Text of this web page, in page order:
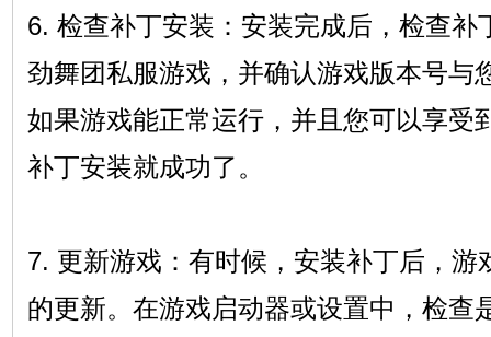
6. 检查补丁安装：安装完成后，检查补
劲舞团私服游戏，并确认游戏版本号与
如果游戏能正常运行，并且您可以享受
补丁安装就成功了。
7. 更新游戏：有时候，安装补丁后，游
的更新。在游戏启动器或设置中，检查